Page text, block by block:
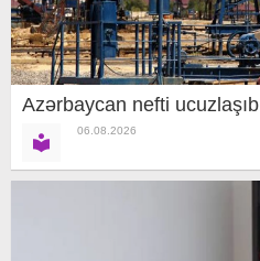
Azərbaycan nefti ucuzlaşıb
06.08.2026